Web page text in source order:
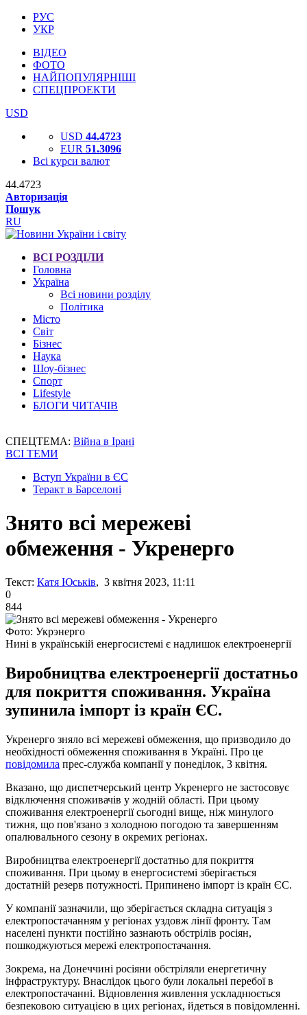
РУС
УКР
ВІДЕО
ФОТО
НАЙПОПУЛЯРНІШІ
СПЕЦПРОЕКТИ
USD
USD 44.4723
EUR 51.3096
Всі курси валют
44.4723
Авторизація
Пошук
RU
ВСІ РОЗДІЛИ
Головна
Україна
Всі новини розділу
Політика
Місто
Світ
Бізнес
Наука
Шоу-бізнес
Спорт
Lifestyle
БЛОГИ ЧИТАЧІВ
СПЕЦТЕМА: Війна в Ірані
ВСІ ТЕМИ
Вступ України в ЄС
Теракт в Барселоні
Знято всі мережеві
обмеження - Укренерго
Текст: Катя Юськів, 3 квітня 2023, 11:11
0
844
Фото: Укрэнерго
Нині в українській енергосистемі є надлишок електроенергії
Виробництва електроенергії достатньо
для покриття споживання. Україна
зупинила імпорт із країн ЄС.
Укренерго зняло всі мережеві обмеження, що призводило до
необхідності обмеження споживання в Україні. Про це
повідомила прес-служба компанії у понеділок, 3 квітня.
Вказано, що диспетчерський центр Укренерго не застосовує
відключення споживачів у жодній області. При цьому
споживання електроенергії сьогодні вище, ніж минулого
тижня, що пов'язано з холодною погодою та завершенням
опалювального сезону в окремих регіонах.
Виробництва електроенергії достатньо для покриття
споживання. При цьому в енергосистемі зберігається
достатній резерв потужності. Припинено імпорт із країн ЄС.
У компанії зазначили, що зберігається складна ситуація з
електропостачанням у регіонах уздовж лінії фронту. Там
населені пункти постійно зазнають обстрілів росіян,
пошкоджуються мережі електропостачання.
Зокрема, на Донеччині росіяни обстріляли енергетичну
інфраструктуру. Внаслідок цього були локальні перебої в
електропостачанні. Відновлення живлення ускладнюється
безпековою ситуацією в цих регіонах, йдеться в повідомленні.